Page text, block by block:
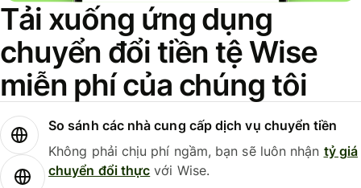
Tải xuống ứng dụng
chuyển đổi tiền tệ Wise
miễn phí của chúng tôi
So sánh các nhà cung cấp dịch vụ chuyển tiền
Không phải chịu phí ngầm, bạn sẽ luôn nhận tỷ giá
chuyển đổi thực với Wise.